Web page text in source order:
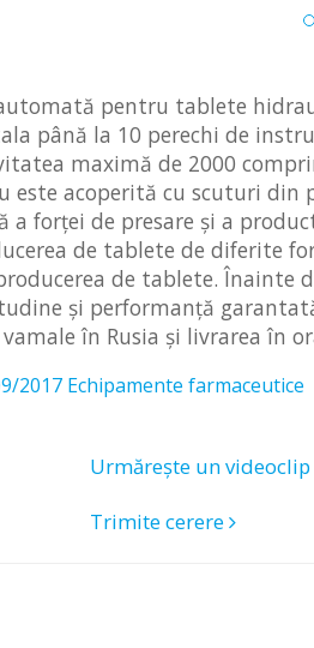
pentru tablete
până la 10 perechi de
maximă de 2000
este acoperită cu scuturi
a forței de presare și a
de tablete de diferite
de tablete.
și performanță
în Rusia și livrarea în
2017 Echipamente farmaceutice
Urmărește un videoclip
Trimite cerere